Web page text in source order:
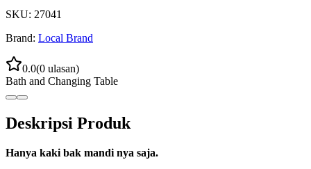
SKU: 27041
Brand: Local Brand
0.0(0 ulasan)
Bath and Changing Table
Deskripsi Produk
Hanya kaki bak mandi nya saja.